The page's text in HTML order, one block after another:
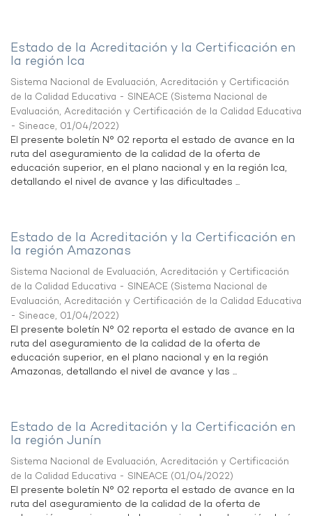
Estado de la Acreditación y la Certificación en
la región Ica
Sistema Nacional de Evaluación, Acreditación y Certificación
de la Calidad Educativa - SINEACE (Sistema Nacional de
Evaluación, Acreditación y Certificación de la Calidad Educativa
- Sineace, 01/04/2022)
El presente boletín N° 02 reporta el estado de avance en la
ruta del aseguramiento de la calidad de la oferta de
educación superior, en el plano nacional y en la región Ica,
detallando el nivel de avance y las dificultades ...
Estado de la Acreditación y la Certificación en
la región Amazonas
Sistema Nacional de Evaluación, Acreditación y Certificación
de la Calidad Educativa - SINEACE (Sistema Nacional de
Evaluación, Acreditación y Certificación de la Calidad Educativa
- Sineace, 01/04/2022)
El presente boletín N° 02 reporta el estado de avance en la
ruta del aseguramiento de la calidad de la oferta de
educación superior, en el plano nacional y en la región
Amazonas, detallando el nivel de avance y las ...
Estado de la Acreditación y la Certificación en
la región Junín
Sistema Nacional de Evaluación, Acreditación y Certificación
de la Calidad Educativa - SINEACE (01/04/2022)
El presente boletín N° 02 reporta el estado de avance en la
ruta del aseguramiento de la calidad de la oferta de